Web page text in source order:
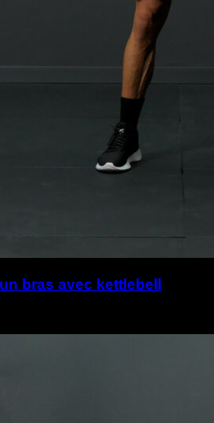
bras avec kettlebell